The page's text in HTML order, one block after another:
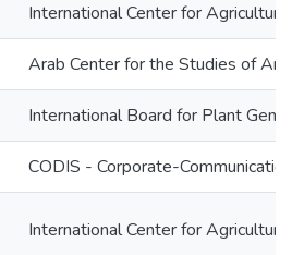
International Center for
Arab Center for the Studies of
International Board for Plant
CODIS - Corporate-
International Center for